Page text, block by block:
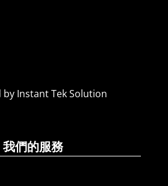
by Instant Tek Solution
我們的服務